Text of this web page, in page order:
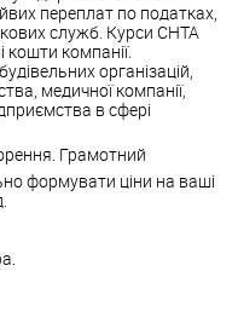
переплат по податках,
служб. Курси СНТА
компанії.
організацій,
медичної компанії,
в сфері
Грамотний
формувати ціни на ваші